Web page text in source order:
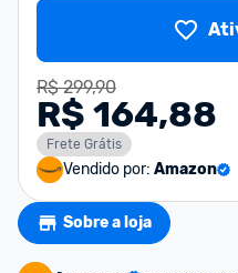
R$ 299,90
R$ 164,88
Frete Grátis
Vendido por: Amazon
Sobre a loja